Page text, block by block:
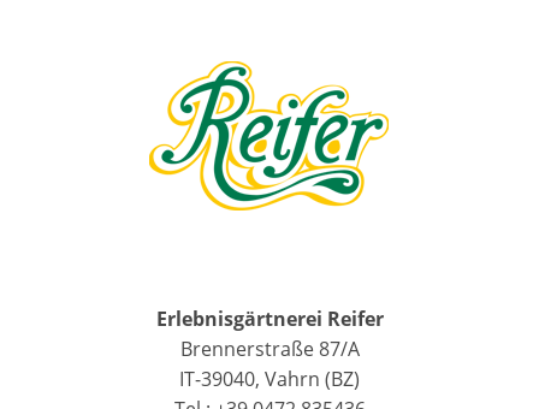
Erlebnisgärtnerei Reifer
Brennerstraße 87/A
IT-39040, Vahrn (BZ)